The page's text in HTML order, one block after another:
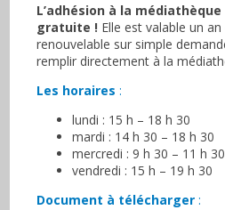
L’adhésion à la
gratuite ! Elle est valable un
renouvelable sur simple
remplir directement à la
Les horaires:
lundi : 15 h – 18 h 30
mardi : 14 h 30 – 18 h 30
mercredi : 9 h 30 – 11 h
vendredi : 15 h – 19 h 30
Document à télécharger :